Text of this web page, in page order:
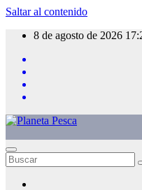
Saltar al contenido
8 de agosto de 2026